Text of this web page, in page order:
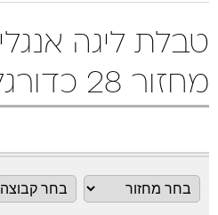
מחזור 28 כדורגל